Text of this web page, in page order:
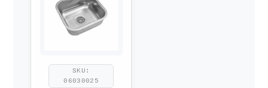
SKU:
06030025